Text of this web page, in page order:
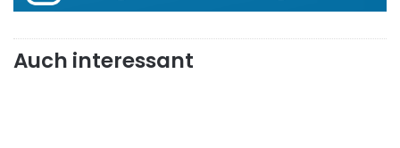
Auch interessant